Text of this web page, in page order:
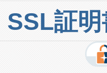
SSL証